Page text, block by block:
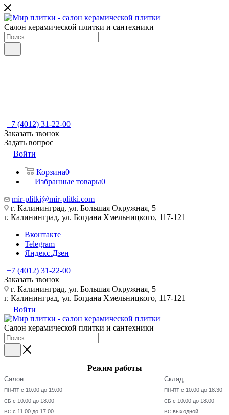
Салон керамической плитки и сантехники
+7 (4012) 31-22-00
Заказать звонок
Задать вопрос
Войти
Корзина0
Избранные товары0
mir-plitki@mir-plitki.com
г. Калининград, ул. Большая Окружная, 5
г. Калининград, ул. Богдана Хмельницкого, 117-121
Вконтакте
Telegram
Яндекс.Дзен
+7 (4012) 31-22-00
Заказать звонок
г. Калининград, ул. Большая Окружная, 5
г. Калининград, ул. Богдана Хмельницкого, 117-121
Войти
Салон керамической плитки и сантехники
Режим работы
Салон
ПН-ПТ с 10:00 до 19:00
СБ с 10:00 до 18:00
ВС с 11:00 до 17:00
Склад
ПН-ПТ с 10:00 до 18:30
СБ с 10:00 до 18:00
ВС выходной